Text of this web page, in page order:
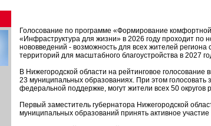
Голосование по программе «Формирование
«Инфраструктура для жизни» в 2026 году проходит
нововведений - возможность для всех жителей
территорий для масштабного благоустройства в 2027
В Нижегородской области на рейтинговое
23 муниципальных образованиях. При этом голосовать
федеральной поддержке, могут жители всех 50 округов
Первый заместитель губернатора Нижегородской
муниципальных образований принять активное участие